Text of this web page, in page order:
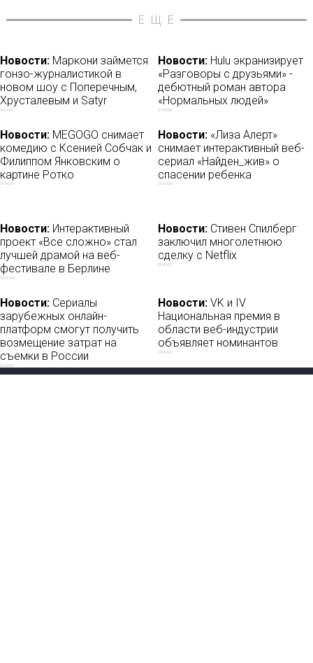
ЕЩЁ
Новости: Маркони займется
гонзо-журналистикой в
новом шоу с Поперечным,
Хрусталевым и Satyr
03/09/2021
Новости: Hulu экранизирует
«Разговоры с друзьями» -
дебютный роман автора
«Нормальных людей»
27/06/2020
Новости: MEGOGO снимает
комедию с Ксенией Собчак и
Филиппом Янковским о
картине Ротко
22/10/2019
Новости: «Лиза Алерт»
снимает интерактивный веб-
сериал «Найден_жив» о
спасении ребенка
09/07/2020
Новости: Интерактивный
проект «Все сложно» стал
лучшей драмой на веб-
фестивале в Берлине
09/09/2018
Новости: Стивен Спилберг
заключил многолетнюю
сделку с Netflix
22/06/2021
Новости: Сериалы
зарубежных онлайн-
платформ смогут получить
возмещение затрат на
съемки в России
20/09/2019
Новости: VK и IV
Национальная премия в
области веб-индустрии
объявляет номинантов
04/02/2022